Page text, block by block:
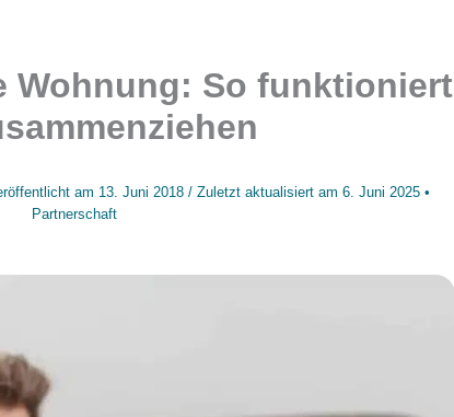
Wohnung: So funktioniert
am 13. Juni 2018 / Zuletzt aktualisiert am 6. Juni 2025 •
Partnerschaft